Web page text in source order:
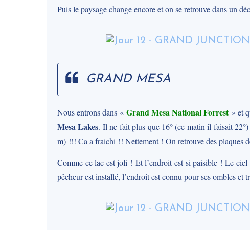
Puis le paysage change encore et on se retrouve dans un
GRAND MESA
Nous entrons dans « Grand Mesa National Forrest» et
Mesa Lakes. Il ne fait plus que 16° (ce matin il faisait
m) !!! Ca a fraichi !! Nettement ! On retrouve des plaques
Comme ce lac est joli ! Et l’endroit est si paisible ! Le
pêcheur est installé, l’endroit est connu pour ses ombles et